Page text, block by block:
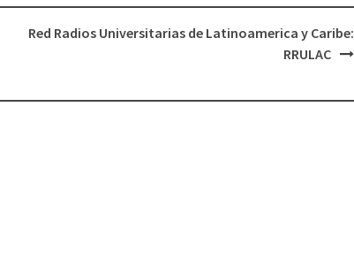
Red Radios Universitarias de Latinoamerica y Caribe:
RRULAC